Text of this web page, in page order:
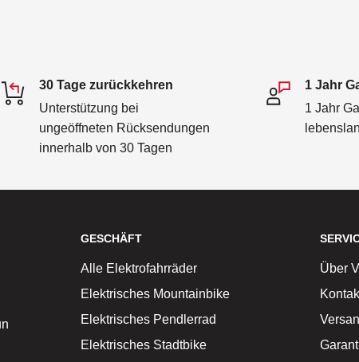
30 Tage zurückkehren
Unterstützung bei
ungeöffneten Rücksendungen
innerhalb von 30 Tagen
1 Jahr
1 Jahr
GESCHÄFT
Alle Elektrofahrräder
Elektrisches Mountainbike
Elektrisches Pendlerrad
Elektrisches Stadtbike
Über